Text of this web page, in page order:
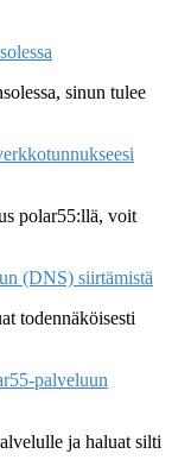
sinun tulee
polar55:llä, voit
(DNS) siirtämistä
todennäköisesti
palveluun
ja haluat silti